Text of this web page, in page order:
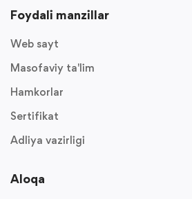
Foydali manzillar
Web sayt
Masofaviy ta'lim
Hamkorlar
Sertifikat
Adliya vazirligi
Aloqa